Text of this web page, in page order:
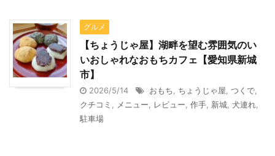
グルメ
【ちょうじゃ屋】湖畔を望む雰囲気のい
いおしゃれなおもちカフェ【愛知県新城
市】
2026/5/14 おもち ちょうじゃ屋 つくで
クチコミ
メニュー レビュー 作手 新城 犬連れ
駐車場